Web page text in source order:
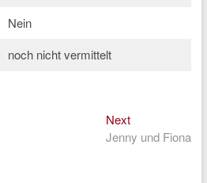
Nein
noch nicht vermittelt
NextNext
post:
Jenny und Fiona